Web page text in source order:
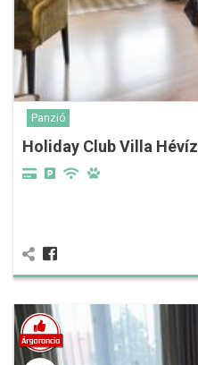
Panzió
Holiday Club Villa Hévíz